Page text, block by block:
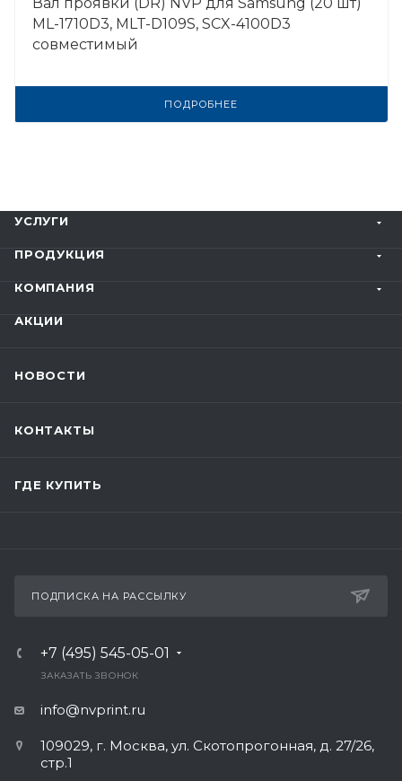
ML-1710D3, MLT-D109S, SCX-4100D3
совместимый
ПОДРОБНЕЕ
УСЛУГИ
ПРОДУКЦИЯ
КОМПАНИЯ
АКЦИИ
НОВОСТИ
КОНТАКТЫ
ГДЕ КУПИТЬ
ПОДПИСКА НА РАССЫЛКУ
+7 (495) 545-05-01
ЗАКАЗАТЬ ЗВОНОК
info@nvprint.ru
109029, г. Москва, ул. Скотопрогонная, д. 27/26,
стр.1